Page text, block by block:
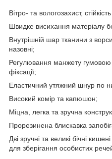
Вітро- та вологозахист,
Швидке висихання матеріалу
Внутрішній шар тканини з
назовні;
Регулювання манжету
фіксації;
Еластичний утяжний шнур по
Високий комір та капюшон;
Міцна, легка та зручна
Прорезинена блискавка
Дві зручні та великі бічні
для зберігання особистих